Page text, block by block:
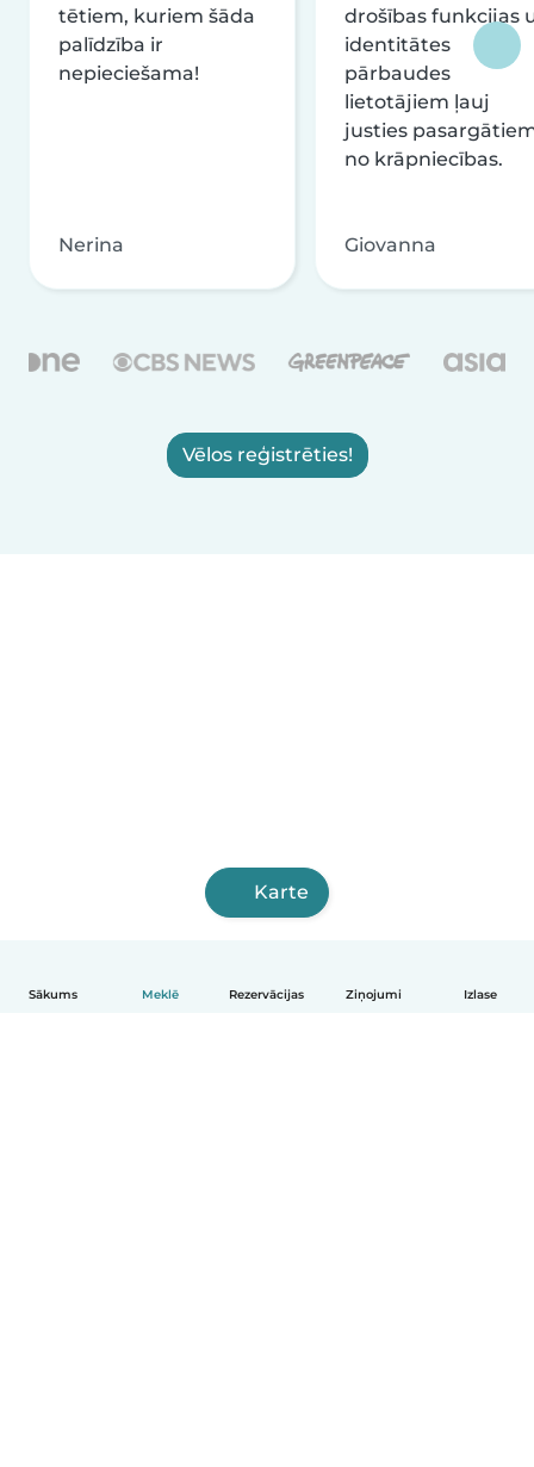
Sākums Meklē Rezervācijas Ziņojumi Izlase
tētiem, kuriem šāda
palīdzība ir
nepieciešama!
Nerina
drošības funkcijas
identitātes
pārbaudes
lietotājiem ļauj
justies
no krāpniecības.
Giovanna
Vēlos reģistrēties!
Karte